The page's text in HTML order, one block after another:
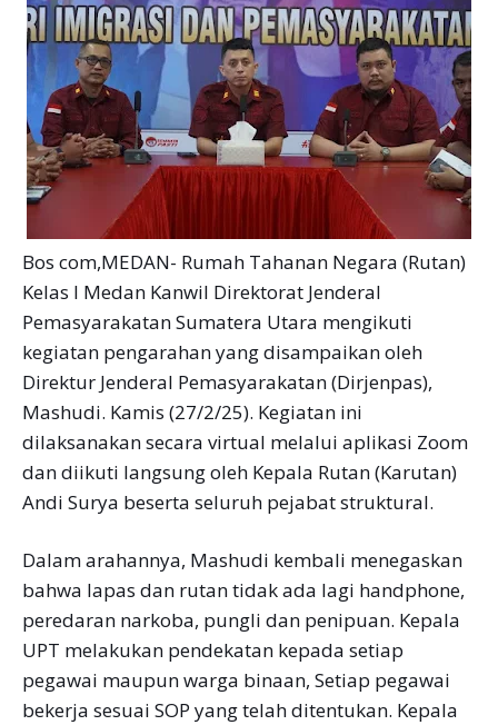
Bos com,MEDAN- Rumah Tahanan Negara (Rutan)
Kelas I Medan Kanwil Direktorat Jenderal
Pemasyarakatan Sumatera Utara mengikuti
kegiatan pengarahan yang disampaikan oleh
Direktur Jenderal Pemasyarakatan (Dirjenpas),
Mashudi. Kamis (27/2/25). Kegiatan ini
dilaksanakan secara virtual melalui aplikasi Zoom
dan diikuti langsung oleh Kepala Rutan (Karutan)
Andi Surya beserta seluruh pejabat struktural.
Dalam arahannya, Mashudi kembali menegaskan
bahwa lapas dan rutan tidak ada lagi handphone,
peredaran narkoba, pungli dan penipuan. Kepala
UPT melakukan pendekatan kepada setiap
pegawai maupun warga binaan, Setiap pegawai
bekerja sesuai SOP yang telah ditentukan. Kepala